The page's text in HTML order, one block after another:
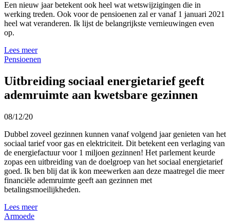
Een nieuw jaar betekent ook heel wat wetswijzigingen die in
werking treden. Ook voor de pensioenen zal er vanaf 1 januari 2021
heel wat veranderen. Ik lijst de belangrijkste vernieuwingen even
op.
Lees meer
Pensioenen
Uitbreiding sociaal energietarief geeft
ademruimte aan kwetsbare gezinnen
08/12/20
Dubbel zoveel gezinnen kunnen vanaf volgend jaar genieten van het
sociaal tarief voor gas en elektriciteit. Dit betekent een verlaging van
de energiefactuur voor 1 miljoen gezinnen! Het parlement keurde
zopas een uitbreiding van de doelgroep van het sociaal energietarief
goed. Ik ben blij dat ik kon meewerken aan deze maatregel die meer
financiële ademruimte geeft aan gezinnen met
betalingsmoeilijkheden.
Lees meer
Armoede